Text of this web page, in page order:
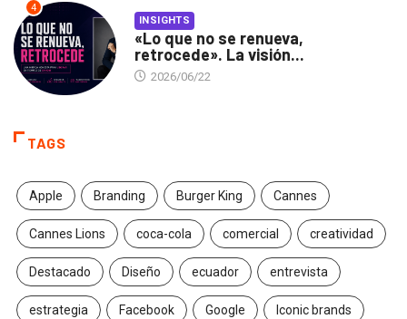
4
INSIGHTS
«Lo que no se renueva,
retrocede». La visión...
2026/06/22
TAGS
Apple Branding Burger King Cannes
Cannes Lions coca-cola comercial creatividad
Destacado Diseño ecuador entrevista
estrategia Facebook Google Iconic brands